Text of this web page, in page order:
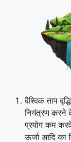
वैश्विक ताप
नियंत्रण करने
प्रयोग कम
ऊर्जा आदि का